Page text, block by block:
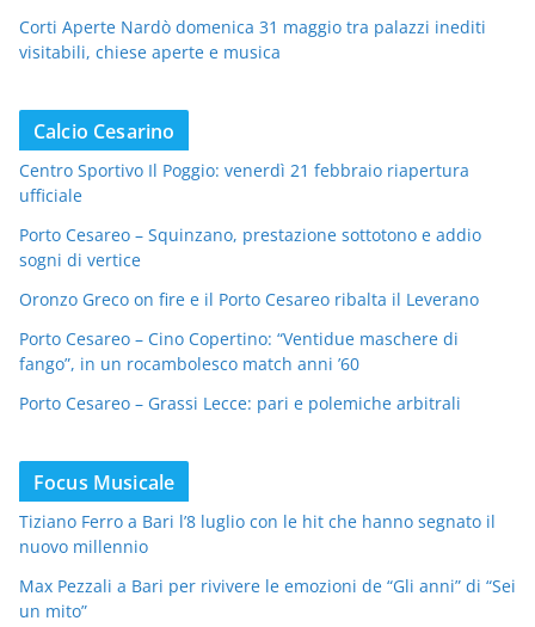
Corti Aperte Nardò domenica 31 maggio tra palazzi inediti
visitabili, chiese aperte e musica
Calcio Cesarino
Centro Sportivo Il Poggio: venerdì 21 febbraio riapertura
ufficiale
Porto Cesareo – Squinzano, prestazione sottotono e addio
sogni di vertice
Oronzo Greco on fire e il Porto Cesareo ribalta il Leverano
Porto Cesareo – Cino Copertino: “Ventidue maschere di
fango”, in un rocambolesco match anni ’60
Porto Cesareo – Grassi Lecce: pari e polemiche arbitrali
Focus Musicale
Tiziano Ferro a Bari l’8 luglio con le hit che hanno segnato il
nuovo millennio
Max Pezzali a Bari per rivivere le emozioni de “Gli anni” di “Sei
un mito”